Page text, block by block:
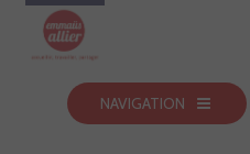
NAVIGATION